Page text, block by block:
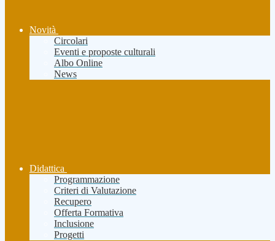
Novità
Circolari
Eventi e proposte culturali
Albo Online
News
Didattica
Programmazione
Criteri di Valutazione
Recupero
Offerta Formativa
Inclusione
Progetti